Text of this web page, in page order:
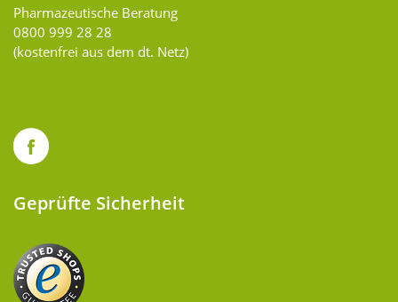
Pharmazeutische Beratung
0800 999 28 28
(kostenfrei aus dem dt. Netz)
Geprüfte Sicherheit